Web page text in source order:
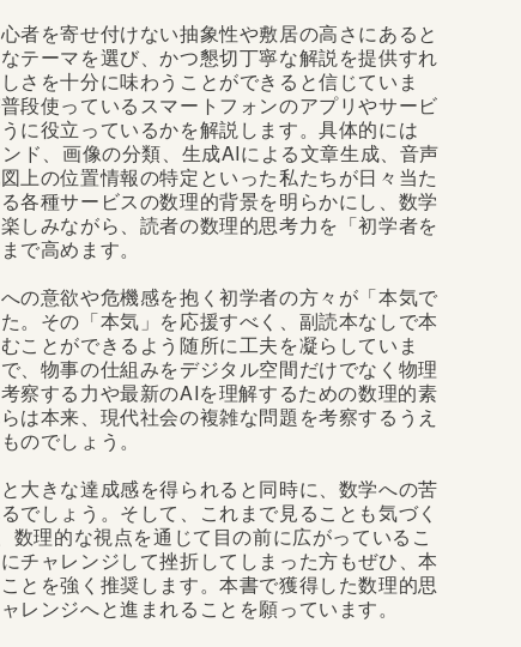
者を寄せ付けない抽象性や敷居の高さにあると
テーマを選び、かつ懇切丁寧な解説を提供すれ
さを十分に味わうことができると信じていま
段使っているスマートフォンのアプリやサービ
に役立っているかを解説します。具体的には
ド、画像の分類、生成AIによる文章生成、音声
上の位置情報の特定といった私たちが日々当た
各種サービスの数理的背景を明らかにし、数学
しみながら、読者の数理的思考力を「初学者を
で高めます。
の意欲や危機感を抱く初学者の方々が「本気で
。その「本気」を応援すべく、副読本なしで本
ことができるよう随所に工夫を凝らしていま
、物事の仕組みをデジタル空間だけでなく物理
察する力や最新のAIを理解するための数理的素
は本来、現代社会の複雑な問題を考察するうえ
のでしょう。
大きな達成感を得られると同時に、数学への苦
でしょう。そして、これまで見ることも気づく
数理的な視点を通じて目の前に広がっているこ
チャレンジして挫折してしまった方もぜひ、本
とを強く推奨します。本書で獲得した数理的思
レンジへと進まれることを願っています。